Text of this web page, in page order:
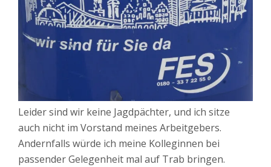
Leider sind wir keine Jagdpächter, und ich sitze
auch nicht im Vorstand meines Arbeitgebers.
Andernfalls würde ich meine Kolleginnen bei
passender Gelegenheit mal auf Trab bringen.